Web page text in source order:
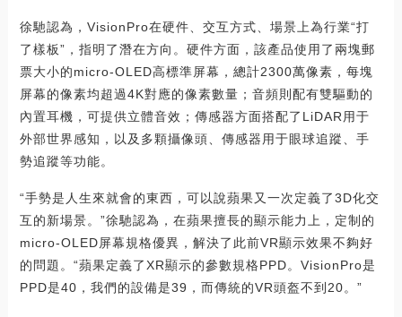
徐馳認為，VisionPro在硬件、交互方式、場景上為行業“打
了樣板”，指明了潛在方向。硬件方面，該產品使用了兩塊郵
票大小的micro-OLED高標準屏幕，總計2300萬像素，每塊
屏幕的像素均超過4K對應的像素數量；音頻則配有雙驅動的
內置耳機，可提供立體音效；傳感器方面搭配了LiDAR用于
外部世界感知，以及多顆攝像頭、傳感器用于眼球追蹤、手
勢追蹤等功能。
“手勢是人生來就會的東西，可以說蘋果又一次定義了3D化交
互的新場景。”徐馳認為，在蘋果擅長的顯示能力上，定制的
micro-OLED屏幕規格優異，解決了此前VR顯示效果不夠好
的問題。“蘋果定義了XR顯示的參數規格PPD。VisionPro是
PPD是40，我們的設備是39，而傳統的VR頭盔不到20。”